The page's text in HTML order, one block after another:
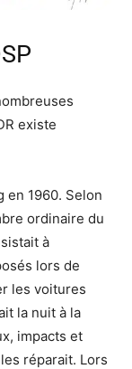
existe
en 1960. Selon
ordinaire du
à
lors de
les voitures
la nuit à la
impacts et
réparait. Lors